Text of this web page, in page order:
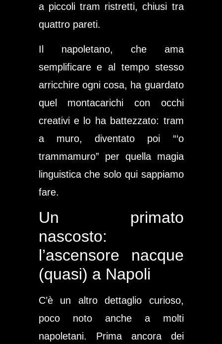
a piccoli tram ristretti, chiusi tra
quattro pareti.
Il napoletano, che ama
semplificare e al tempo stesso
arricchire ogni cosa, ha guardato
quel montacarichi con occhi
creativi e lo ha battezzato: tram
a muro, diventato poi “‘o
trammamuro” per quella magia
linguistica che solo qui sappiamo
fare.
Un primato
nascosto:
l’ascensore nacque
(quasi) a Napoli
C’è un altro dettaglio curioso,
poco noto anche a molti
napoletani. Prima ancora dei